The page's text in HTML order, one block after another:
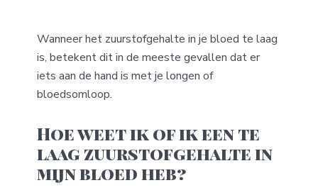
Wanneer het zuurstofgehalte in je bloed te laag
is, betekent dit in de meeste gevallen dat er
iets aan de hand is met je longen of
bloedsomloop.
Hoe weet ik of ik een te
laag zuurstofgehalte in
mijn bloed heb?